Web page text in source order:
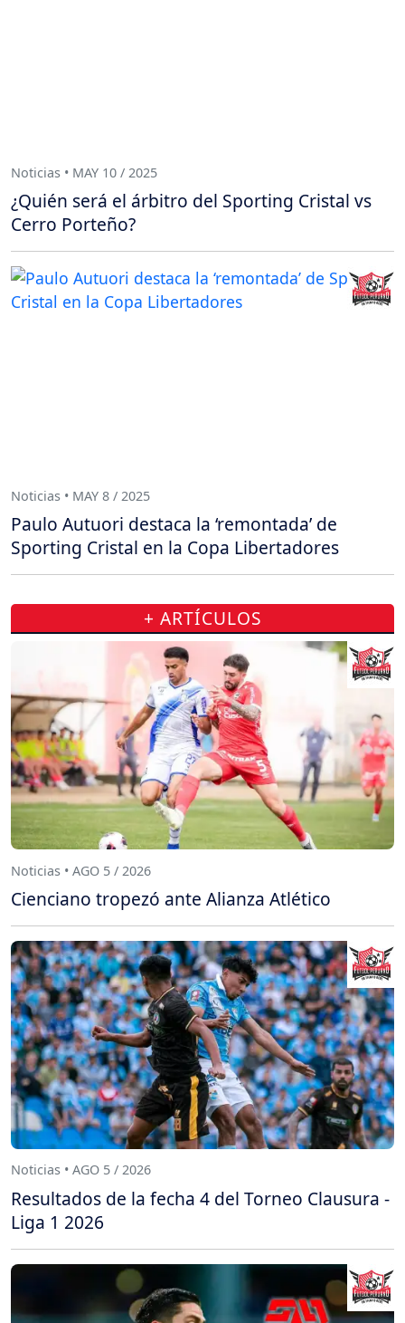
Noticias • MAY 10 / 2025
¿Quién será el árbitro del Sporting Cristal vs
Cerro Porteño?
Noticias • MAY 8 / 2025
Paulo Autuori destaca la ‘remontada’ de
Sporting Cristal en la Copa Libertadores
+ ARTÍCULOS
Noticias • AGO 5 / 2026
Cienciano tropezó ante Alianza Atlético
Noticias • AGO 5 / 2026
Resultados de la fecha 4 del Torneo Clausura -
Liga 1 2026